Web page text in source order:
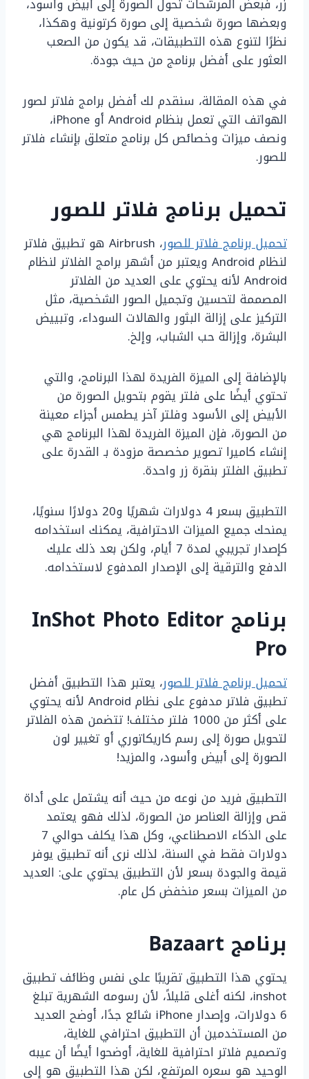
وبعضها صورة شخصية إلى صورة كرتونية وهكذا،
نظرًا لتنوع هذه التطبيقات، قد يكون من الصعب
العثور على أفضل برنامج من حيث جودة.
في هذه المقالة، سنقدم لك أفضل برامج فلاتر لصور
الهواتف التي تعمل بنظام Android أو iPhone،
ونصف ميزات وخصائص كل برنامج متعلق بإنشاء فلاتر
للصور.
تحميل برنامج فلاتر للصور
تحميل برنامج فلاتر للصور
، Airbrush هو تطبيق فلاتر
لنظام Android ويعتبر من أشهر برامج الفلاتر لنظام
Android لأنه يحتوي على العديد من الفلاتر
المصممة لتحسين وتجميل الصور الشخصية، مثل
التركيز على إزالة البثور والهالات السوداء، وتبييض
البشرة، وإزالة حب الشباب، وإلخ.
بالإضافة إلى الميزة الفريدة لهذا البرنامج، والتي
تحتوي أيضًا على فلتر يقوم بتحويل الصورة من
الأبيض إلى الأسود وفلتر آخر يطمس أجزاء معينة
من الصورة، فإن الميزة الفريدة لهذا البرنامج هي
إنشاء كاميرا تصوير مخصصة مزودة بـ القدرة على
تطبيق الفلتر بنقرة زر واحدة.
التطبيق بسعر 4 دولارات شهريًا و20 دولارًا سنويًا،
يمنحك جميع الميزات الاحترافية، يمكنك استخدامه
كإصدار تجريبي لمدة 7 أيام، ولكن بعد ذلك عليك
الدفع والترقية إلى الإصدار المدفوع لاستخدامه.
برنامج InShot Photo Editor
Pro
تحميل برنامج فلاتر للصور، يعتبر هذا التطبيق أفضل
تطبيق فلاتر مدفوع على نظام Android لأنه يحتوي
على أكثر من 1000 فلتر مختلف! تتضمن هذه الفلاتر
لتحويل صورة إلى رسم كاريكاتوري أو تغيير لون
الصورة إلى أبيض وأسود، والمزيد!
التطبيق فريد من نوعه من حيث أنه يشتمل على أداة
قص وإزالة العناصر من الصورة، لذلك فهو يعتمد
على الذكاء الاصطناعي، وكل هذا يكلف حوالي 7
دولارات فقط في السنة، لذلك نرى أنه تطبيق يوفر
قيمة والجودة بسعر لأن التطبيق يحتوي على: العديد
من الميزات بسعر منخفض كل عام.
برنامج Bazaart
يحتوي هذا التطبيق تقريبًا على نفس وظائف تطبيق
inshot، لكنه أغلى قليلاً، لأن رسومه الشهرية تبلغ
6 دولارات، وإصدار iPhone شائع جدًا، أوضح العديد
من المستخدمين أن التطبيق احترافي للغاية،
وتصميم فلاتر احترافية للغاية، أوضحوا أيضًا أن عيبه
الوحيد هو سعره المرتفع، لكن هذا التطبيق هو إلى